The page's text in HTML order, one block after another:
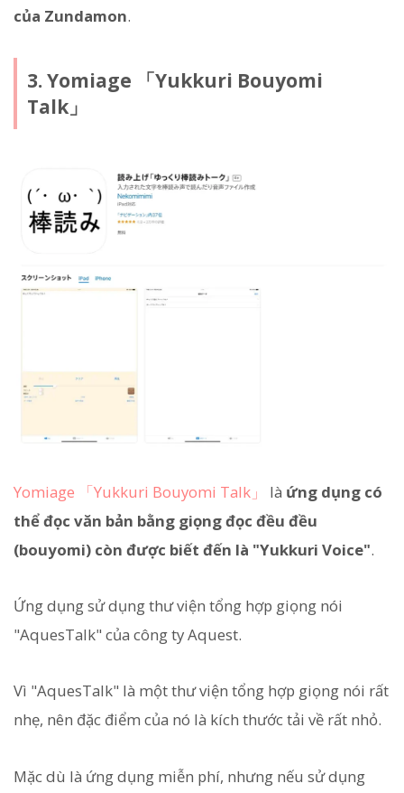
của Zundamon.
3. Yomiage 「Yukkuri Bouyomi
Talk」
Yomiage 「Yukkuri Bouyomi Talk」 là ứng dụng có
thể đọc văn bản bằng giọng đọc đều đều
(bouyomi) còn được biết đến là "Yukkuri Voice".
Ứng dụng sử dụng thư viện tổng hợp giọng nói
"AquesTalk" của công ty Aquest.
Vì "AquesTalk" là một thư viện tổng hợp giọng nói rất
nhẹ, nên đặc điểm của nó là kích thước tải về rất nhỏ.
Mặc dù là ứng dụng miễn phí, nhưng nếu sử dụng